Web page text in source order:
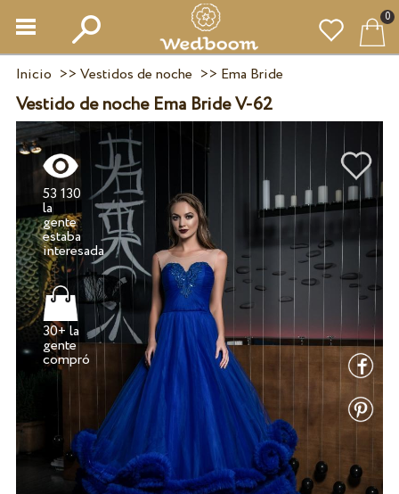
0
Inicio >> Vestidos de noche >> Ema Bride
Vestido de noche Ema Bride V-62
53 130
la
gente
estaba
interesada
30+ la
gente